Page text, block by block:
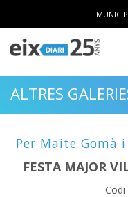
ALTRES
Per Maite Gomà
FESTA MAJOR